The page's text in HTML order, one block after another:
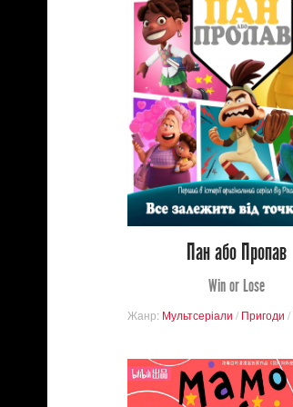
2 705
Переглядів
4 22
Пан або Пропав
Win or Lose
Жанр: Мультсеріали / Пригоди /